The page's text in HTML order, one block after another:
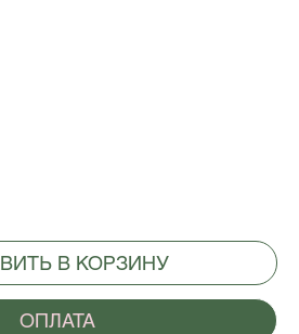
В КОРЗИНУ
ОПЛАТА